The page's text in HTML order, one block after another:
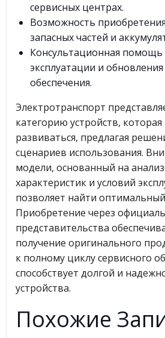
сервисных центрах.
Возможность
запасных частей и
Консультационная
эксплуатации и
обеспечения.
Электротранспорт
категорию устройств,
развиваться, предлагая
сценариев использования.
модели, основанный на
характеристик и условий
позволяет найти
Приобретение через
представительства
получение оригинального
к полному циклу сервисного
способствует долгой и
устройства.
Похожие